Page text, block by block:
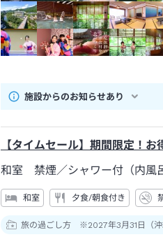
施設からのお知らせあり
【タイムセール】期間限定！
和室 禁煙／シャワー付（内風
和室 夕食/朝食付き
旅の過ごし方 ※2027年3月31日（沖